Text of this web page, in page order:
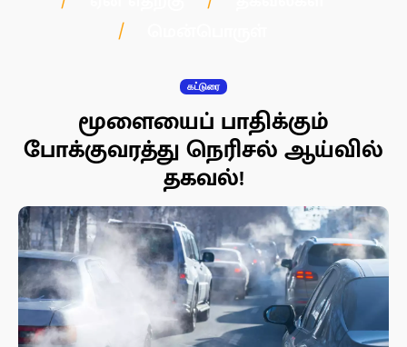
கட்டுரை
மூளையைப் பாதிக்கும்
போக்குவரத்து நெரிசல் ஆய்வில்
தகவல்!